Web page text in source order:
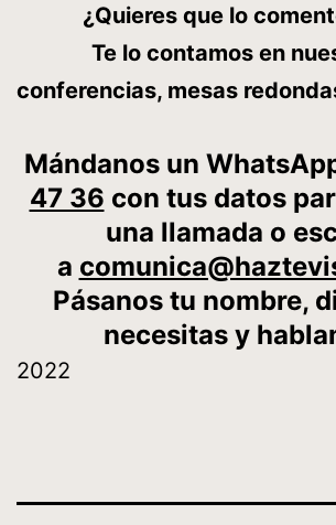
¿Quieres que lo
Te lo contamos en
conferencias, mesas
Mándanos un
47 36 con tus datos
una llamada o
a
Pásanos tu nombre,
necesitas y
2022